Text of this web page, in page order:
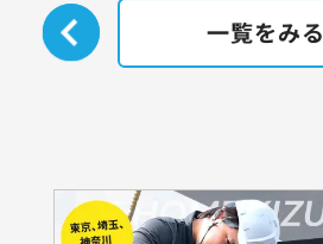
一覧をみる